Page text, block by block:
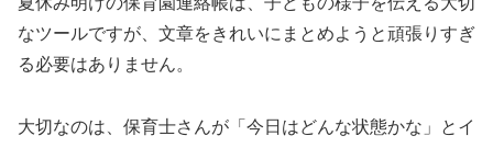
なツールですが、文章をきれいにまとめようと頑張りすぎ
る必要はありません。
大切なのは、保育士さんが「今日はどんな状態かな」とイ